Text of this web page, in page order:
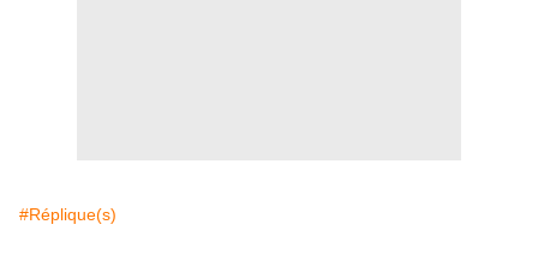
#Réplique(s)